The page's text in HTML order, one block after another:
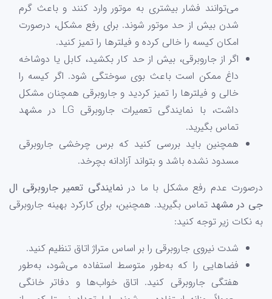
می‌توانند فشار بیشتری به موتور وارد کنند و باعث گرم
شدن بیش از حد موتور شوند. برای رفع مشکل، درصورت
امکان کیسه را خالی کرده و فیلترها را تمیز کنید.
اگر از جاروبرقی، بیش از حد کار بکشید، کابل یا دوشاخه
داغ ممکن است باعث بوی سوختگی شود. اگر کیسه را
خالی و فیلترها را تمیز کردید و جاروبرقی همچنان مشکل
داشت، با نمایندگی تعمیرات جاروبرقی LG در مشهد
تماس بگیرید.
همچنین باید بررسی کنید که برس چرخشی جاروبرقی
مسدود نشده باشد و بتواند آزادانه بچرخد.
درصورت عدم رفع مشکل با ما در نمایندگی تعمیر جاروبرقی ال
جی در مشهد تماس بگیرید. همچنین، برای کارکرد بهینه جاروبرقی
به نکات زیر توجه کنید:
شدت نیروی جاروبرقی را بر اساس متراژ اتاق تنظیم کنید.
فضاهایی را که به‌طور متوسط استفاده می‌شود، به‌طور
هفتگی جاروبرقی کنید. اتاق خواب‌ها و دفاتر خانگی